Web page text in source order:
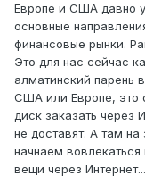
Европе и США давно
основные
финансовые рынки.
Это для нас сейчас
алматинский парень
США или Европе, это
диск заказать через
не доставят. А там
начнаем
вещи через